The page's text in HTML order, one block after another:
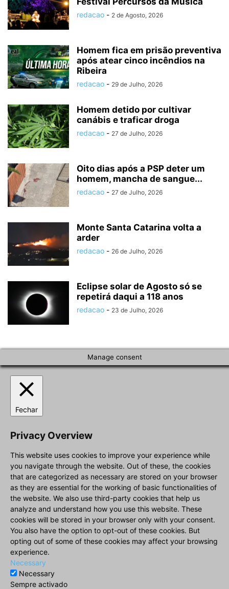
redacao - 2 de Agosto, 2026
Homem fica em prisão preventiva
após atear cinco incêndios na
Ribeira
redacao - 29 de Julho, 2026
Homem detido por cultivar
canábis e traficar droga
redacao - 27 de Julho, 2026
Oito dias após a PSP deter um
homem, mancha de sangue...
redacao - 27 de Julho, 2026
Monte Santa Catarina volta a
arder
redacao - 26 de Julho, 2026
Eclipse solar de Agosto só se
repetirá daqui a 118 anos
redacao - 23 de Julho, 2026
Manage consent
Fechar
Privacy Overview
This website uses cookies to improve your experience while
you navigate through the website. Out of these, the cookies
that are categorized as necessary are stored on your browser
as they are essential for the working of basic functionalities of
the website. We also use third-party cookies that help us
analyze and understand how you use this website. These
cookies will be stored in your browser only with your consent.
You also have the option to opt-out of these cookies. But
opting out of some of these cookies may affect your browsing
experience.
Necessary
Necessary
Sempre activado